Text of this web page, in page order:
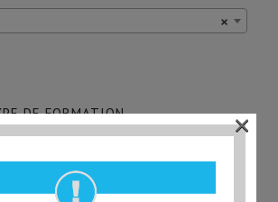
×
DE FORMATION
LIGNE
×